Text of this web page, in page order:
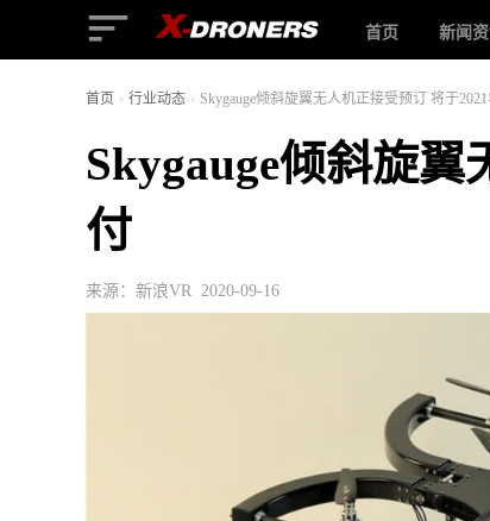
首页 新闻
首页 › 行业动态 › Skygauge倾斜旋翼无人机正接受预订 将于
Skygauge倾斜旋翼
付
来源：新浪VR 2020-09-16